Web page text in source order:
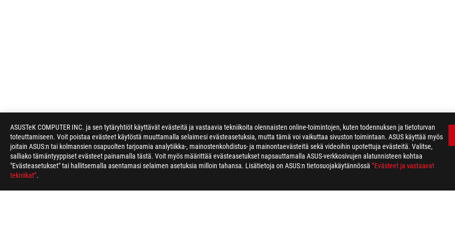
ASUSTeK COMPUTER INC. ja sen tytäryhtiöt käyttävät evästeitä ja vastaavia tekniikoita olennaisten online-toimintojen, kuten todennuksen ja tietoturvan
toteuttamiseen. Voit poistaa evästeet käytöstä muuttamalla selaimesi evästeasetuksia, mutta tämä voi vaikuttaa sivuston toimintaan. ASUS käyttää myös
joitain ASUS:n tai kolmansien osapuolten tarjoamia analytiikka-, mainostenkohdistus- ja mainontaevästeitä sekä videoihin upotettuja evästeitä. Valitse,
salliako tämäntyyppiset evästeet painamalla tästä. Voit myös määrittää evästeasetukset napsauttamalla ASUS-verkkosivujen alatunnisteen kohtaa
"Evästeasetukset" tai hallitsemalla asentamasi selaimen asetuksia milloin tahansa. Lisätietoja on ASUS:n tietosuojakäytännössä ”Evästeet ja vastaavat
tekniikat”.